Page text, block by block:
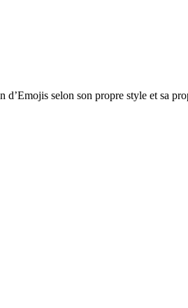
selon son propre style et sa